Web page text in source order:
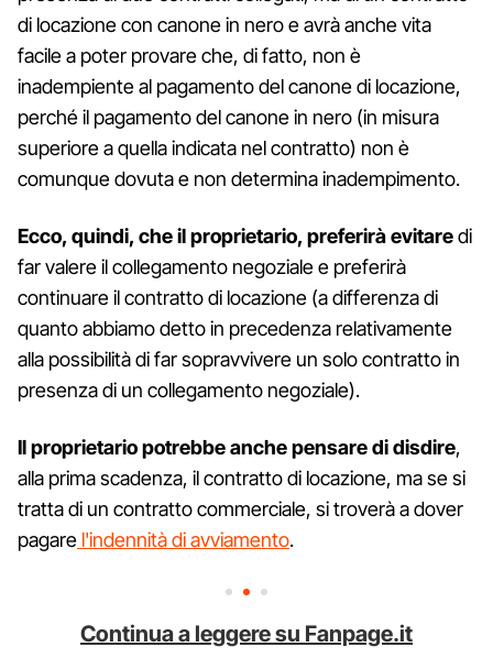
di locazione con canone in nero e avrà anche vita
facile a poter provare che, di fatto, non è
inadempiente al pagamento del canone di locazione,
perché il pagamento del canone in nero (in misura
superiore a quella indicata nel contratto) non è
comunque dovuta e non determina inadempimento.
Ecco, quindi, che il proprietario, preferirà evitaredi
far valere il collegamento negoziale e preferirà
continuare il contratto di locazione (a differenza di
quanto abbiamo detto in precedenza relativamente
alla possibilità di far sopravvivere un solo contratto in
presenza di un collegamento negoziale).
Il proprietario potrebbe anche pensare di disdire,
alla prima scadenza, il contratto di locazione, ma se si
tratta di un contratto commerciale, si troverà a dover
pagare l'indennità di avviamento.
Continua a leggere su Fanpage.it